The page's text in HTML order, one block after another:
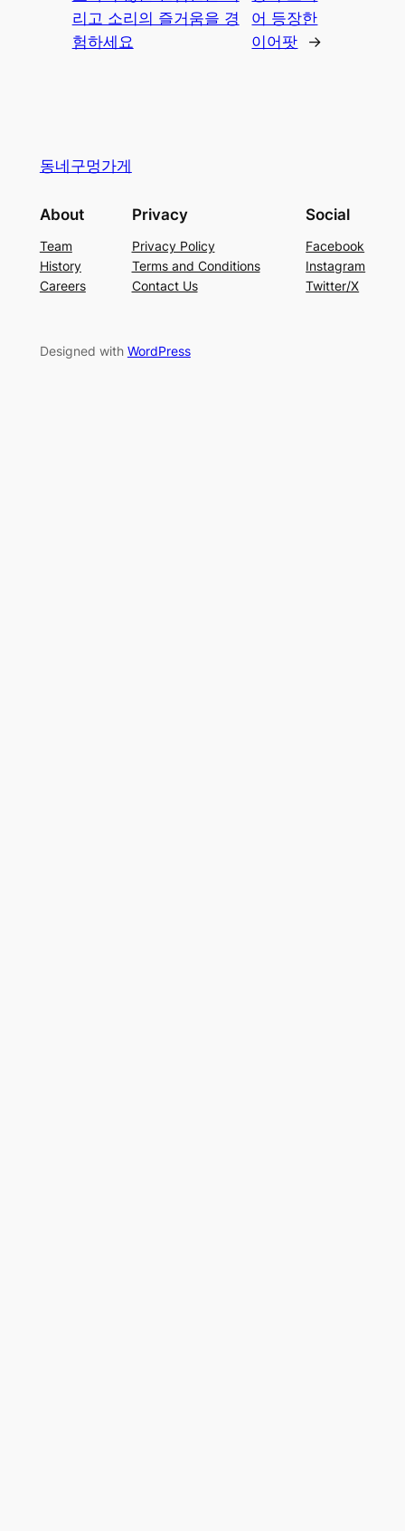
리고 소리의 즐거움을 경
험하세요
어 등장한
이어팟
→
동네구멍가게
About
Team
History
Careers
Privacy
Privacy Policy
Terms and Conditions
Contact Us
Social
Facebook
Instagram
Twitter/X
Designed with WordPress